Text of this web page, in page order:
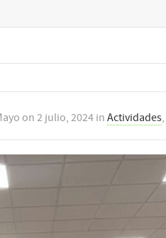
on 2 julio, 2024 in Actividades,